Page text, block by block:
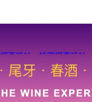
網頁設計 桃園網頁設計